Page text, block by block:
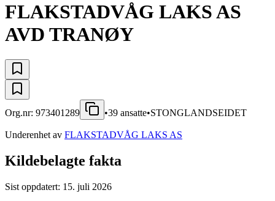
FLAKSTADVÅG LAKS AS
AVD TRANØY
Org.nr: 973401289 •39 ansatte•STONGLANDSEIDET
Underenhet av FLAKSTADVÅG LAKS AS
Kildebelagte fakta
Sist oppdatert: 15. juli 2026